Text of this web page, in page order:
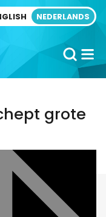
NEDERLANDS
grote